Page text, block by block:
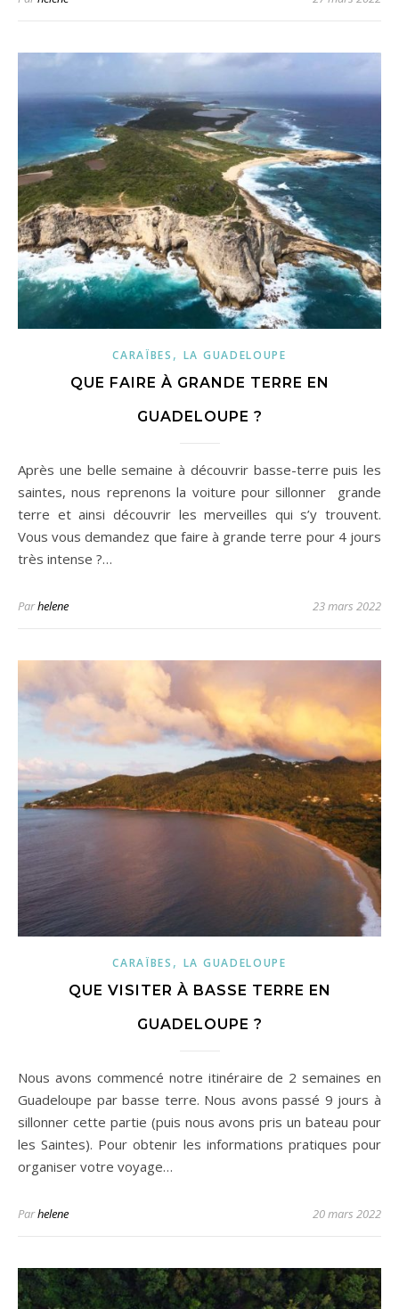
CARAÏBES , LA GUADELOUPE
QUE FAIRE À GRANDE TERRE EN
GUADELOUPE ?
Après une belle semaine à découvrir basse-terre puis les
saintes, nous reprenons la voiture pour sillonner grande
terre et ainsi découvrir les merveilles qui s’y trouvent.
Vous vous demandez que faire à grande terre pour 4 jours
très intense ?…
Parhelene 23 mars 2022
CARAÏBES , LA GUADELOUPE
QUE VISITER À BASSE TERRE EN
GUADELOUPE ?
Nous avons commencé notre itinéraire de 2 semaines en
Guadeloupe par basse terre. Nous avons passé 9 jours à
sillonner cette partie (puis nous avons pris un bateau pour
les Saintes). Pour obtenir les informations pratiques pour
organiser votre voyage…
Parhelene 20 mars 2022